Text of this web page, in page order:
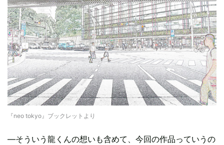
『neo tokyo』ブックレットより
―そういう龍くんの想いも含めて、今回の作品っていうの